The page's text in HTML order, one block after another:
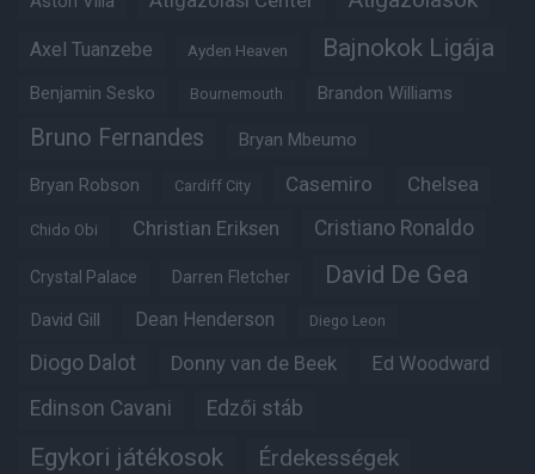
Axel Tuanzebe Ayden Heaven Bajnokok Ligája
Benjamin Sesko Bournemouth Brandon Williams
Bruno Fernandes Bryan Mbeumo
Bryan Robson Cardiff City Casemiro Chelsea
Chido Obi Christian Eriksen Cristiano Ronaldo
Crystal Palace Darren Fletcher David De Gea
David Gill Dean Henderson Diego Leon
Diogo Dalot Donny van de Beek Ed Woodward
Edinson Cavani Edzői stáb
Egykori játékosok Érdekességek